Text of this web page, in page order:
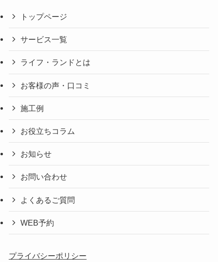
トップページ
サービス一覧
ライフ・ランドとは
お客様の声・口コミ
施工例
お役立ちコラム
お知らせ
お問い合わせ
よくあるご質問
WEB予約
プライバシーポリシー